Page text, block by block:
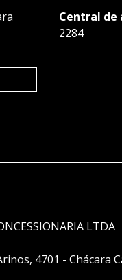
Central
2284
LTDA
4701 - Chácara